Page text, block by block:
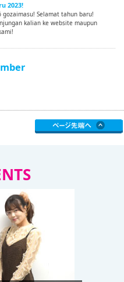
2023!
gozaimasu! Selamat tahun baru!
kalian ke website maupun